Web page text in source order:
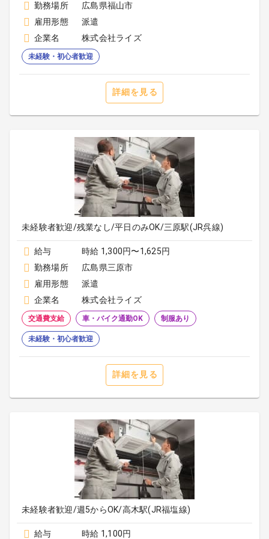
勤務場所
広島県福山市
雇用形態
派遣
企業名
株式会社ライズ
未経験・初心者歓迎
詳細を見る
未経験者歓迎/残業なし/平日のみOK/三原駅(JR呉線)
給与
時給 1,300円〜1,625円
勤務場所
広島県三原市
雇用形態
派遣
企業名
株式会社ライズ
交通費支給 車・バイク通勤OK 制服あり
未経験・初心者歓迎
詳細を見る
未経験者歓迎/週5からOK/高木駅(JR福塩線)
給与
時給 1,100円